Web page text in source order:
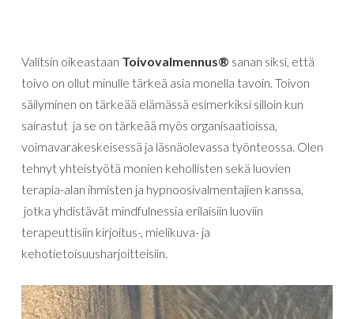
Valitsin oikeastaan Toivovalmennus® sanan siksi, että
toivo on ollut minulle tärkeä asia monella tavoin. Toivon
säilyminen on tärkeää elämässä esimerkiksi silloin kun
sairastut ja se on tärkeää myös organisaatioissa,
voimavarakeskeisessä ja läsnäolevassa työnteossa. Olen
tehnyt yhteistyötä monien kehollisten sekä luovien
terapia-alan ihmisten ja hypnoosivalmentajien kanssa,
jotka yhdistävät mindfulnessia erilaisiin luoviin
terapeuttisiin kirjoitus-, mielikuva- ja
kehotietoisuusharjoitteisiin.